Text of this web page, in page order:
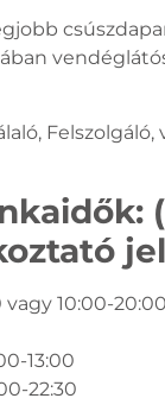
Felszolgáló,
10:00-
13:00
22:30